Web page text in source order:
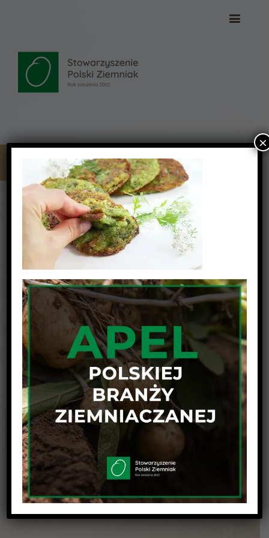
15806-v-900×556
15806-v-900×556
Udostępnij wpis na swojej platformie !
Facebook
TwitterLinkedinReddit Google+Pinterest
Vk
×